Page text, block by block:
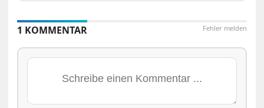
Fehler melden
1 KOMMENTAR